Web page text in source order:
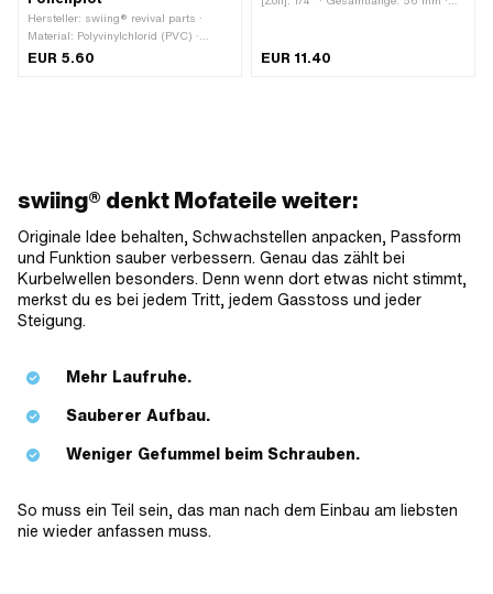
Hersteller: swiing® revival parts ·
Material: Polyvinylchlorid (PVC) ·
Farbe: rot · Beschaffenheit Rückseite:
EUR 5.60 EUR 11.40
swiing® denkt Mofateile weiter:
Originale Idee behalten, Schwachstellen anpacken, Passform
und Funktion sauber verbessern. Genau das zählt bei
Kurbelwellen besonders. Denn wenn dort etwas nicht stimmt,
merkst du es bei jedem Tritt, jedem Gasstoss und jeder
Steigung.
Mehr Laufruhe.
Sauberer Aufbau.
Weniger Gefummel beim Schrauben.
So muss ein Teil sein, das man nach dem Einbau am liebsten
nie wieder anfassen muss.